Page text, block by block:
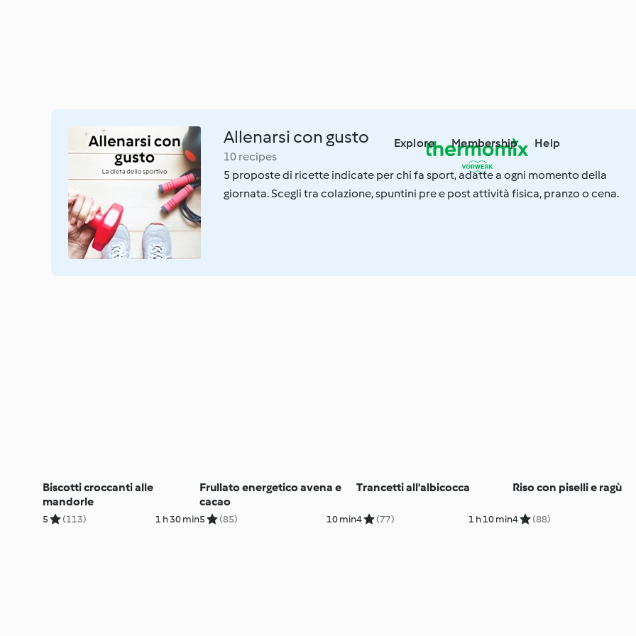
Explore Membership Help
Allenarsi con gusto
10 recipes
5 proposte di ricette indicate per chi fa sport, adatte a ogni momento della
giornata. Scegli tra colazione, spuntini pre e post attività fisica, pranzo o cena.
Biscotti croccanti alle
mandorle
5 (113) 1 h 30 min
Frullato energetico avena e
cacao
5 (85) 10 min
Trancetti all'albicocca
4 (77) 1 h 10 min
Riso con piselli e ragù
4 (88)